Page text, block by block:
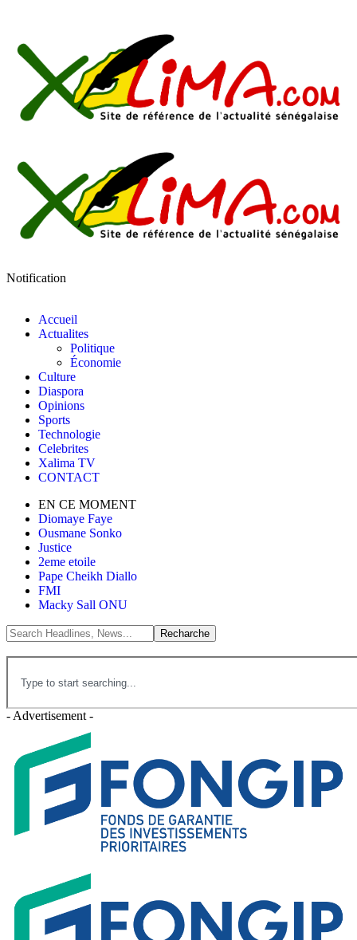
Notification
Accueil
Actualites
Politique
Économie
Culture
Diaspora
Opinions
Sports
Technologie
Celebrites
Xalima TV
CONTACT
EN CE MOMENT
Diomaye Faye
Ousmane Sonko
Justice
2eme etoile
Pape Cheikh Diallo
FMI
Macky Sall ONU
- Advertisement -